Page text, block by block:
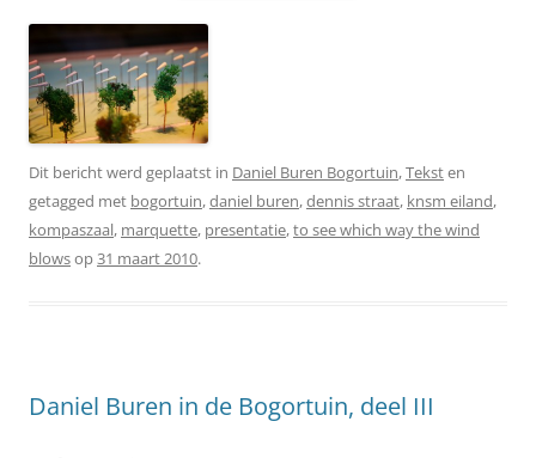
Dit bericht werd geplaatst in Daniel Buren Bogortuin,Teksten
getagged met bogortuin,daniel buren,dennis straat, knsm eiland,
kompaszaal, marquette, presentatie,to see which way the wind
blowsop31 maart 2010.
Daniel Buren in de Bogortuin, deel III